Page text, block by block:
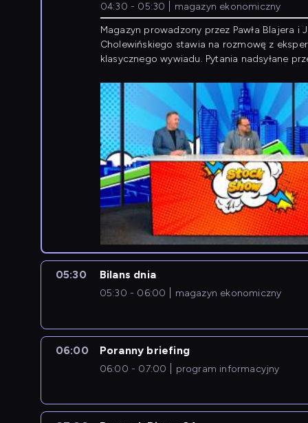
04:30 - 05:30
magazyn ekonomiczny
Magazyn prowadzony przez Pawła Blajera i
Cholewińskiego stawia na rozmowę z
klasycznego wywiadu. Pytania nadsyłane
05:30 Bilans dnia
05:30 - 06:00 magazyn ekonomiczny
06:00 Poranny briefing
06:00 - 07:00 program informacyjny